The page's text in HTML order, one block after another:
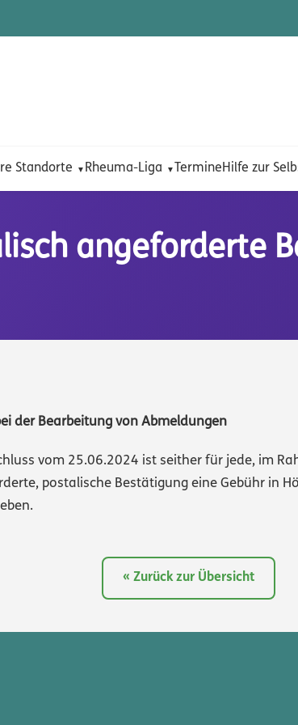
Standorte Rheuma-Liga TermineHilfe zur
angeforderte
der Bearbeitung von Abmeldungen
vom 25.06.2024 ist seither für jede, im
postalische Bestätigung eine Gebühr in
« Zurück zur Übersicht